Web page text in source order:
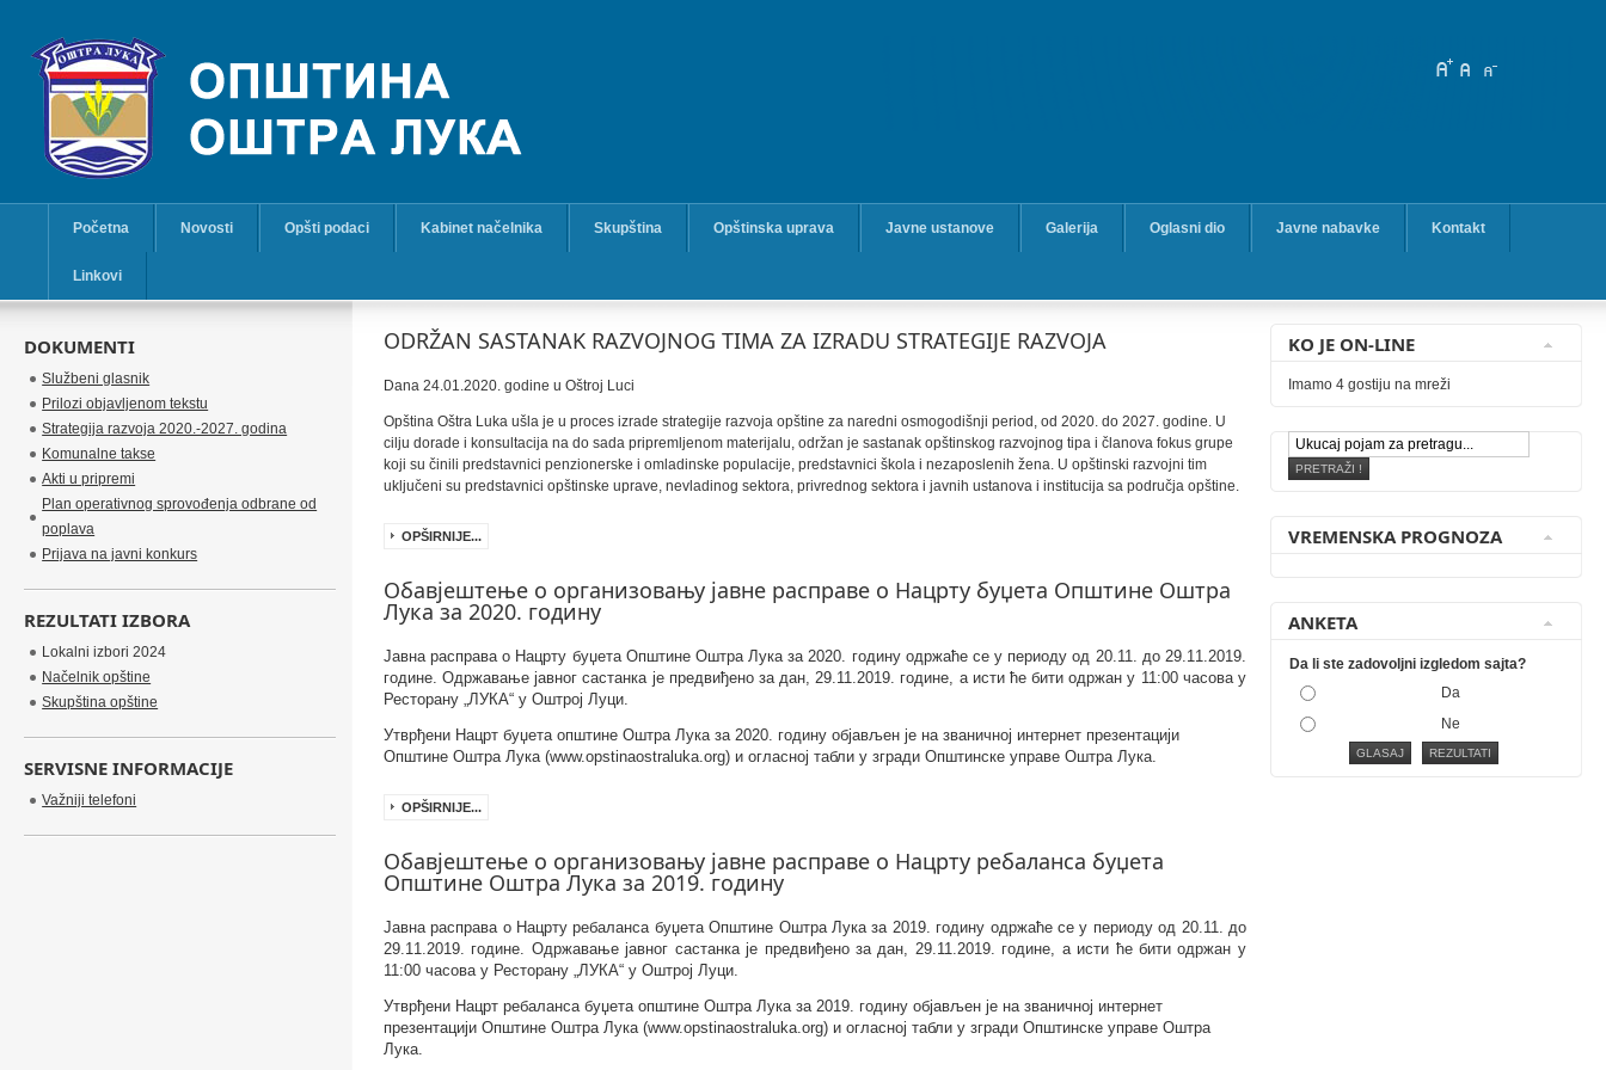
Početna Novosti Opšti podaci Kabinet načelnika Skupština Opštinska uprava Javne ustanove Galerija Oglasni dio Javne nabavke Kontakt
Linkovi
ODRŽAN SASTANAK RAZVOJNOG TIMA ZA IZRADU STRATEGIJE RAZVOJA
Dana 24.01.2020. godine u Oštroj Luci
Opština Oštra Luka ušla je u proces izrade strategije razvoja opštine za naredni osmogodišnji period, od 2020. do 2027. godine. U
cilju dorade i konsultacija na do sada pripremljenom materijalu, održan je sastanak opštinskog razvojnog tipa i članova fokus grupe
koji su činili predstavnici penzionerske i omladinske populacije, predstavnici škola i nezaposlenih žena. U opštinski razvojni tim
uključeni su predstavnici opštinske uprave, nevladinog sektora, privrednog sektora i javnih ustanova i institucija sa područja opštine.
OPŠIRNIJE...
Обавјештење о организовању јавне расправе о Нацрту буџета Општине Оштра
Лука за 2020. годину
Јавна расправа о Нацрту буџета Општине Оштра Лука за 2020. годину одржаће се у периоду од 20.11. до 29.11.2019.
године. Одржавање јавног састанка је предвиђено за дан, 29.11.2019. године, а исти ће бити одржан у 11:00 часова у
Ресторану „ЛУКА“ у Оштрој Луци.
Утврђени Нацрт буџета општине Оштра Лука за 2020. годину објављен је на званичној интернет презентацији
Општине Оштра Лука (www.opstinaostraluka.org) и огласној табли у згради Општинске управе Оштра Лука.
OPŠIRNIJE...
Обавјештење о организовању јавне расправе о Нацрту ребаланса буџета
Општине Оштра Лука за 2019. годину
Јавна расправа о Нацрту ребаланса буџета Општине Оштра Лука за 2019. годину одржаће се у периоду од 20.11. до
29.11.2019. године. Одржавање јавног састанка је предвиђено за дан, 29.11.2019. године, а исти ће бити одржан у
11:00 часова у Ресторану „ЛУКА“ у Оштрој Луци.
Утврђени Нацрт ребаланса буџета општине Оштра Лука за 2019. годину објављен је на званичној интернет
презентацији Општине Оштра Лука (www.opstinaostraluka.org) и огласној табли у згради Општинске управе Оштра
Лука.
DOKUMENTI
Službeni glasnik
Prilozi objavljenom tekstu
Strategija razvoja 2020.-2027. godina
Komunalne takse
Akti u pripremi
Plan operativnog sprovođenja odbrane od
poplava
Prijava na javni konkurs
REZULTATI IZBORA
Lokalni izbori 2024
Načelnik opštine
Skupština opštine
SERVISNE INFORMACIJE
Važniji telefoni
KO JE ON-LINE
Imamo 4 gostiju na mreži
VREMENSKA PROGNOZA
ANKETA
Da li ste zadovoljni izgledom sajta?
Da
Ne